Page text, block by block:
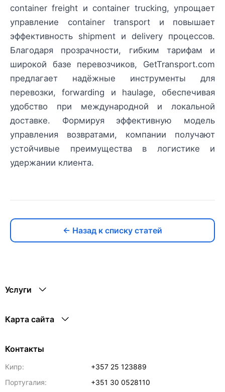
container freight и container trucking, упрощает
управление container transport и повышает
эффективность shipment и delivery процессов.
Благодаря прозрачности, гибким тарифам и
широкой базе перевозчиков, GetTransport.com
предлагает надёжные инструменты для
перевозки, forwarding и haulage, обеспечивая
удобство при международной и локальной
доставке. Формируя эффективную модель
управления возвратами, компании получают
устойчивые преимущества в логистике и
удержании клиента.
← Назад к списку статей
Услуги
Карта сайта
Контакты
Кипр:
+357 25 123889
Португалия:
+351 30 0528110